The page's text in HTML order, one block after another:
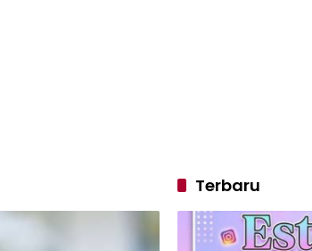
Terbaru